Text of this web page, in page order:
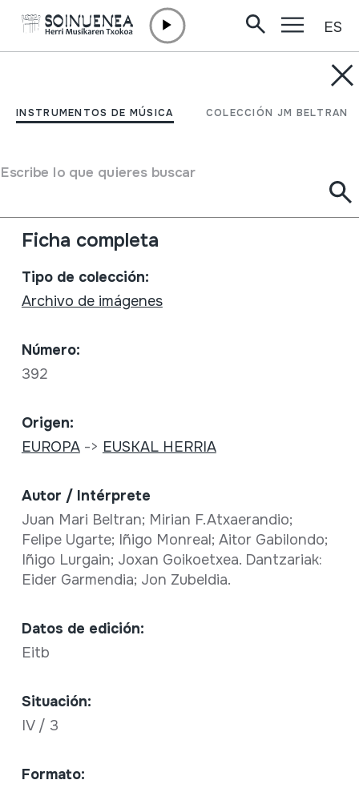
INSTRUMENTOS DE MÚSICA COLECCIÓN JM BELTRAN
Escribe lo que quieres buscar
ES
Arditurri. Gasteszena
Juan Mari Beltran; Mirian F.Atxaerandio; Felipe Ugarte;
Ficha completa
Tipo de colección:
Archivo de imágenes
Número:
392
Origen:
EUROPA-> EUSKAL HERRIA
Autor / Intérprete
Juan Mari Beltran; Mirian F.Atxaerandio;
Felipe Ugarte; Iñigo Monreal; Aitor Gabilondo;
Iñigo Lurgain; Joxan Goikoetxea. Dantzariak:
Eider Garmendia; Jon Zubeldia.
Datos de edición:
Eitb
Situación:
IV / 3
Formato: